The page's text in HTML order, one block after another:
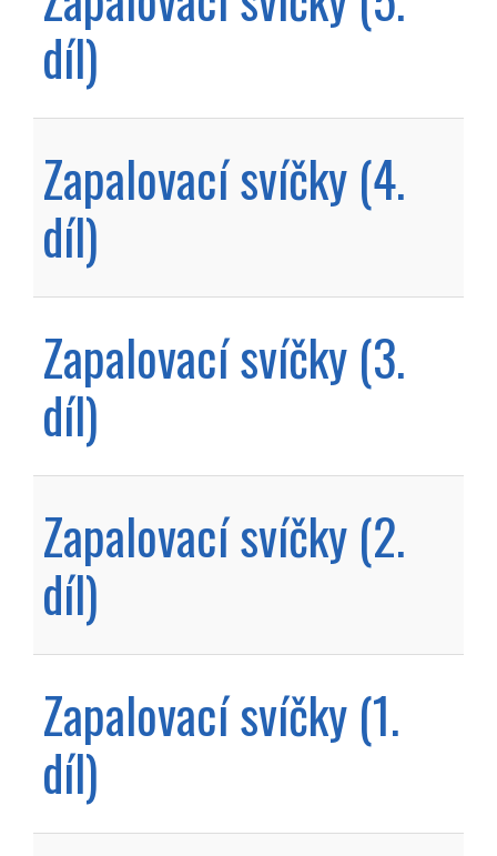
díl)
Zapalovací svíčky (4.
díl)
Zapalovací svíčky (3.
díl)
Zapalovací svíčky (2.
díl)
Zapalovací svíčky (1.
díl)